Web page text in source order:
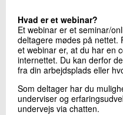
Kursusadministration
Hvad er et webinar?
Et webinar er et seminar/
deltagere mødes på
et webinar er, at du har en
internettet. Du kan derfor
fra din arbejdsplads eller
Som deltager har du
underviser og
undervejs via chatten.